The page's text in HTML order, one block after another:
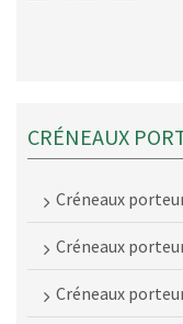
CRÉNEAUX
Créneaux
Créneaux
Créneaux